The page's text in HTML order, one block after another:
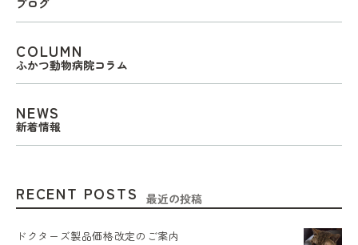
ブログ
COLUMN
ふかつ動物病院コラム
NEWS
新着情報
RECENT POSTS 最近の投稿
ドクターズ製品価格改定のご案内